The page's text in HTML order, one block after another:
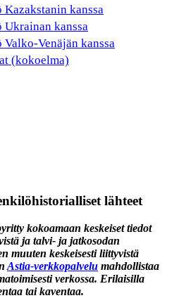
kanssa
Ukrainan kanssa
Venäjän kanssa
(kokoelma)
lähteet
kokoamaan keskeiset tiedot
ja talvi- ja jatkosodan
muuten keskeisesti liittyvistä
Astia-verkkopalvelu mahdollistaa
verkossa. Erilaisilla
tai kaventaa.